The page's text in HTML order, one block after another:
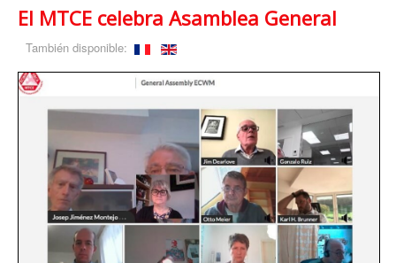
El MTCE celebra Asamblea General
También disponible: